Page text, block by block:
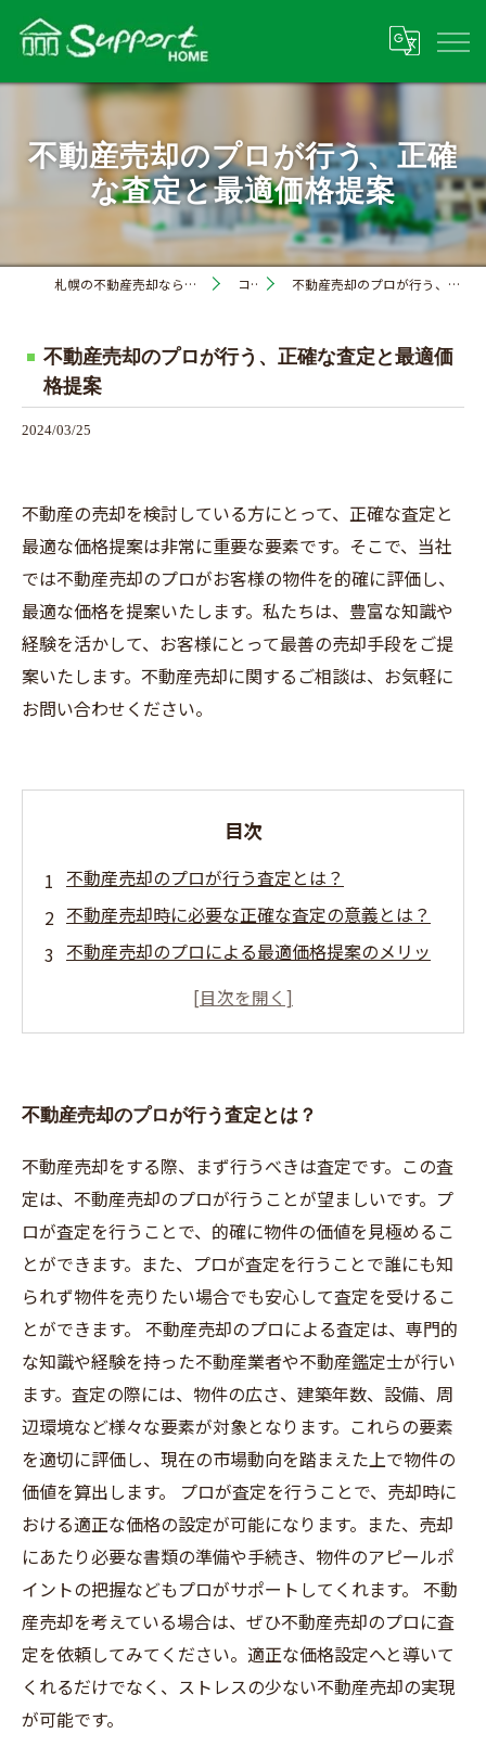
不動産売却のプロが行う、正確
な査定と最適価格提案
札幌の不動産売却なら株式会社サポートホーム コラム 不動産売却のプロが行う、正確な査定と最適価格提案
不動産売却のプロが行う、正確な査定と最適価
格提案
2024/03/25
不動産の売却を検討している方にとって、正確な査定と
最適な価格提案は非常に重要な要素です。そこで、当社
では不動産売却のプロがお客様の物件を的確に評価し、
最適な価格を提案いたします。私たちは、豊富な知識や
経験を活かして、お客様にとって最善の売却手段をご提
案いたします。不動産売却に関するご相談は、お気軽に
お問い合わせください。
目次
不動産売却のプロが行う査定とは？
不動産売却時に必要な正確な査定の意義とは？
不動産売却のプロによる最適価格提案のメリッ
不動産売却のプロが行う査定とは？
不動産売却をする際、まず行うべきは査定です。この査
定は、不動産売却のプロが行うことが望ましいです。プ
ロが査定を行うことで、的確に物件の価値を見極めるこ
とができます。また、プロが査定を行うことで誰にも知
られず物件を売りたい場合でも安心して査定を受けるこ
とができます。 不動産売却のプロによる査定は、専門的
な知識や経験を持った不動産業者や不動産鑑定士が行い
ます。査定の際には、物件の広さ、建築年数、設備、周
辺環境など様々な要素が対象となります。これらの要素
を適切に評価し、現在の市場動向を踏まえた上で物件の
価値を算出します。 プロが査定を行うことで、売却時に
おける適正な価格の設定が可能になります。また、売却
にあたり必要な書類の準備や手続き、物件のアピールポ
イントの把握などもプロがサポートしてくれます。 不動
産売却を考えている場合は、ぜひ不動産売却のプロに査
定を依頼してみてください。適正な価格設定へと導いて
くれるだけでなく、ストレスの少ない不動産売却の実現
が可能です。